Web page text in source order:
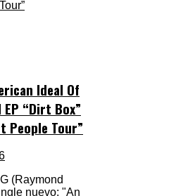
Ideal Of
“Dirt Box”
People Tour”
(Raymond
nuevo: "An